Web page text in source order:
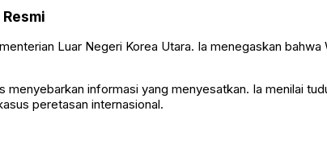
Luar Negeri Korea Utara. Ia menegaskan
informasi yang menyesatkan. Ia menilai
peretasan internasional.